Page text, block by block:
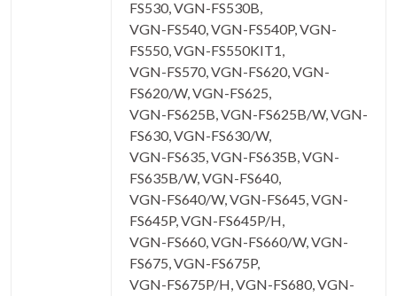
FS530, VGN-FS530B,
VGN-FS540, VGN-FS540P, VGN-
FS550, VGN-FS550KIT1,
VGN-FS570, VGN-FS620, VGN-
FS620/W, VGN-FS625,
VGN-FS625B, VGN-FS625B/W, VGN-
FS630, VGN-FS630/W,
VGN-FS635, VGN-FS635B, VGN-
FS635B/W, VGN-FS640,
VGN-FS640/W, VGN-FS645, VGN-
FS645P, VGN-FS645P/H,
VGN-FS660, VGN-FS660/W, VGN-
FS675, VGN-FS675P,
VGN-FS675P/H, VGN-FS680, VGN-